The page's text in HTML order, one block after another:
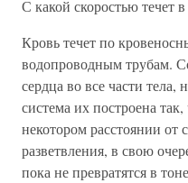
С какой скоростью течет
Кровь течет по
водопроводным трубам.
сердца во все части
система их построена
некотором расстоянии от
разветвления, в свою
пока не превратятся в